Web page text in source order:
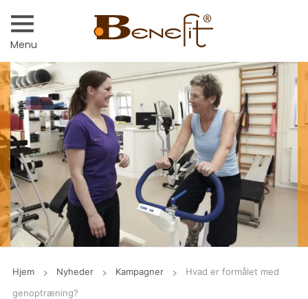
Menu
Hjem Nyheder Kampagner
Hvad er formålet med
genoptræning?